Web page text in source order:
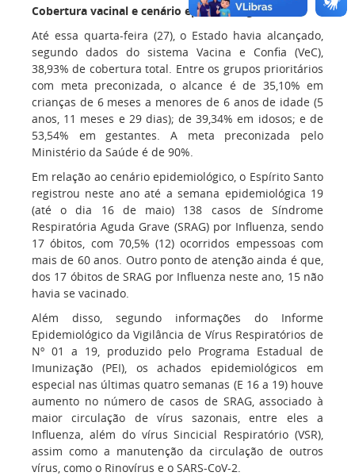
Cobertura vacinal e cenário epidemiológico
Até essa quarta-feira (27), o Estado havia alcançado,
segundo dados do sistema Vacina e Confia (VeC),
38,93% de cobertura total. Entre os grupos prioritários
com meta preconizada, o alcance é de 35,10% em
crianças de 6 meses a menores de 6 anos de idade (5
anos, 11 meses e 29 dias); de 39,34% em idosos; e de
53,54% em gestantes. A meta preconizada pelo
Ministério da Saúde é de 90%.
Em relação ao cenário epidemiológico, o Espírito Santo
registrou neste ano até a semana epidemiológica 19
(até o dia 16 de maio) 138 casos de Síndrome
Respiratória Aguda Grave (SRAG) por Influenza, sendo
17 óbitos, com 70,5% (12) ocorridos empessoas com
mais de 60 anos. Outro ponto de atenção ainda é que,
dos 17 óbitos de SRAG por Influenza neste ano, 15 não
havia se vacinado.
Além disso, segundo informações do Informe
Epidemiológico da Vigilância de Vírus Respiratórios de
Nº 01 a 19, produzido pelo Programa Estadual de
Imunização (PEI), os achados epidemiológicos em
especial nas últimas quatro semanas (E 16 a 19) houve
aumento no número de casos de SRAG, associado à
maior circulação de vírus sazonais, entre eles a
Influenza, além do vírus Sincicial Respiratório (VSR),
assim como a manutenção da circulação de outros
vírus, como o Rinovírus e o SARS-CoV-2.